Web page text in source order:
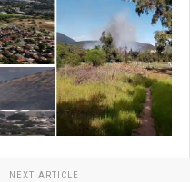
NEXT ARTICLE